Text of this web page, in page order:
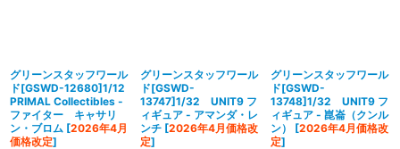
グリーンスタッフワール
ド[GSWD-12680]1/12
PRIMAL Collectibles -
ファイター キャサリ
ン・ブロム [2026年4月
価格改定]
グリーンスタッフワール
ド[GSWD-
13747]1/32 UNIT9 フ
ィギュア - アマンダ・レ
ンチ [2026年4月価格改
定]
グリーンスタッフワール
ド[GSWD-
13748]1/32 UNIT9 フ
ィギュア - 崑崙（クンル
ン）
[2026年4月価格改
定]